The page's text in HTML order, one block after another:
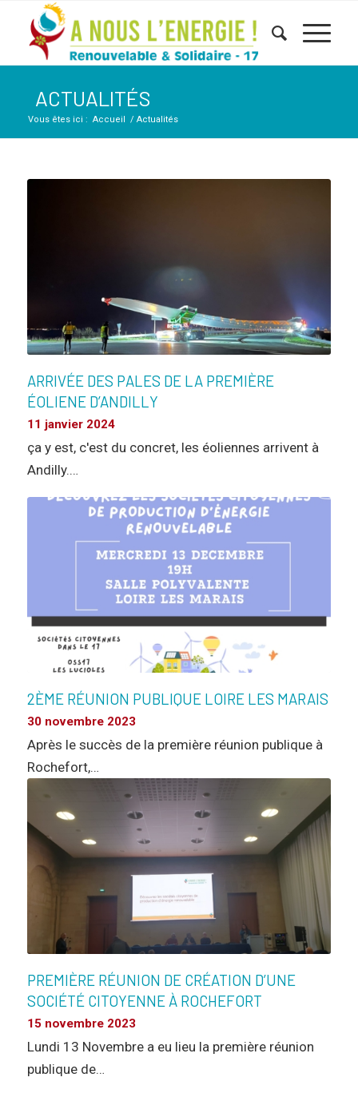
ACTUALITÉS
Vous êtes ici : Accueil / Actualités
ARRIVÉE DES PALES DE LA PREMIÈRE
ÉOLIENE D’ANDILLY
11 janvier 2024
ça y est, c'est du concret, les éoliennes arrivent à
Andilly.…
2ÈME RÉUNION PUBLIQUE LOIRE LES MARAIS
30 novembre 2023
Après le succès de la première réunion publique à
Rochefort,…
PREMIÈRE RÉUNION DE CRÉATION D’UNE
SOCIÉTÉ CITOYENNE À ROCHEFORT
15 novembre 2023
Lundi 13 Novembre a eu lieu la première réunion
publique de…